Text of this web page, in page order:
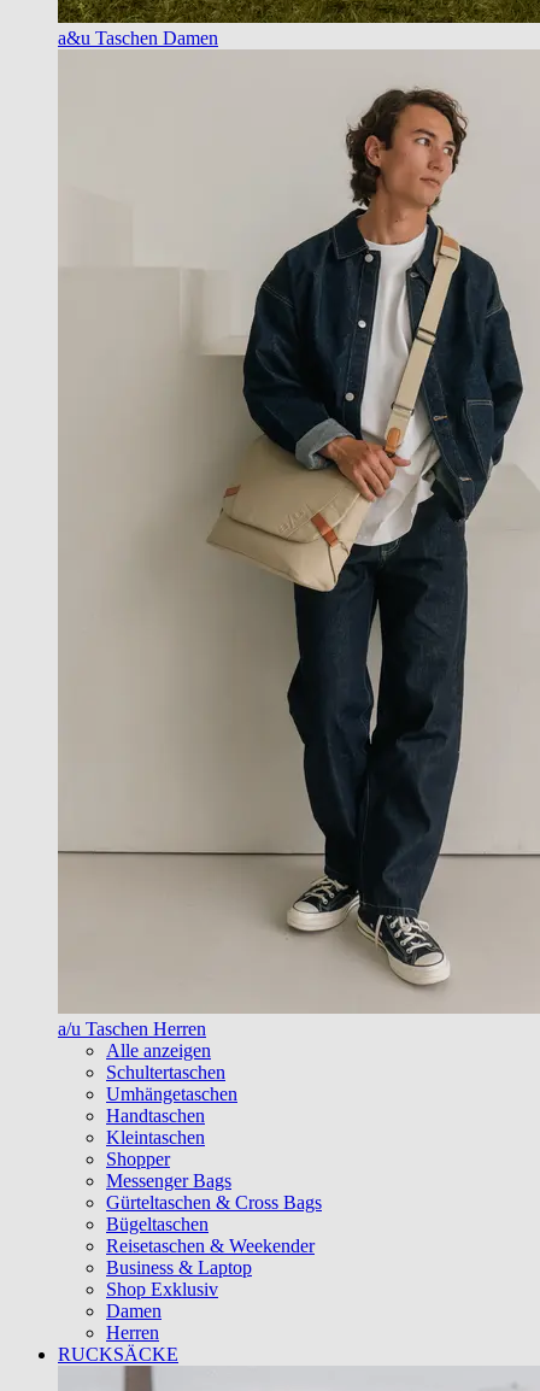
a&u Taschen Damen
a/u Taschen Herren
Alle anzeigen
Schultertaschen
Umhängetaschen
Handtaschen
Kleintaschen
Shopper
Messenger Bags
Gürteltaschen & Cross Bags
Bügeltaschen
Reisetaschen & Weekender
Business & Laptop
Shop Exklusiv
Damen
Herren
RUCKSÄCKE